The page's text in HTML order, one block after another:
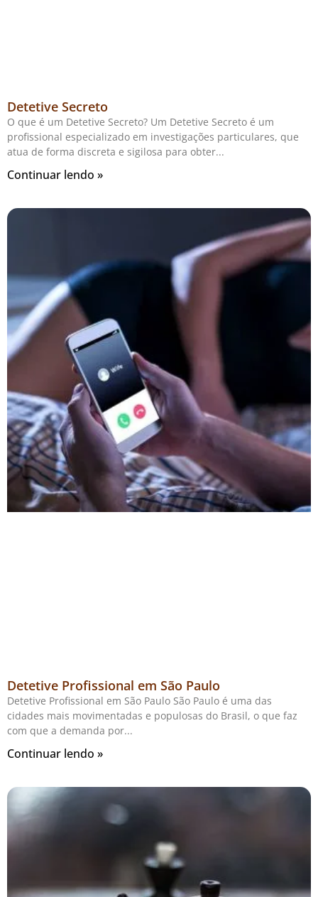
Detetive Secreto
O que é um Detetive Secreto? Um Detetive Secreto é um
profissional especializado em investigações particulares, que
atua de forma discreta e sigilosa para obter
Continuar lendo »
Detetive Profissional em São Paulo
Detetive Profissional em São Paulo São Paulo é uma das
cidades mais movimentadas e populosas do Brasil, o que faz
com que a demanda por
Continuar lendo »